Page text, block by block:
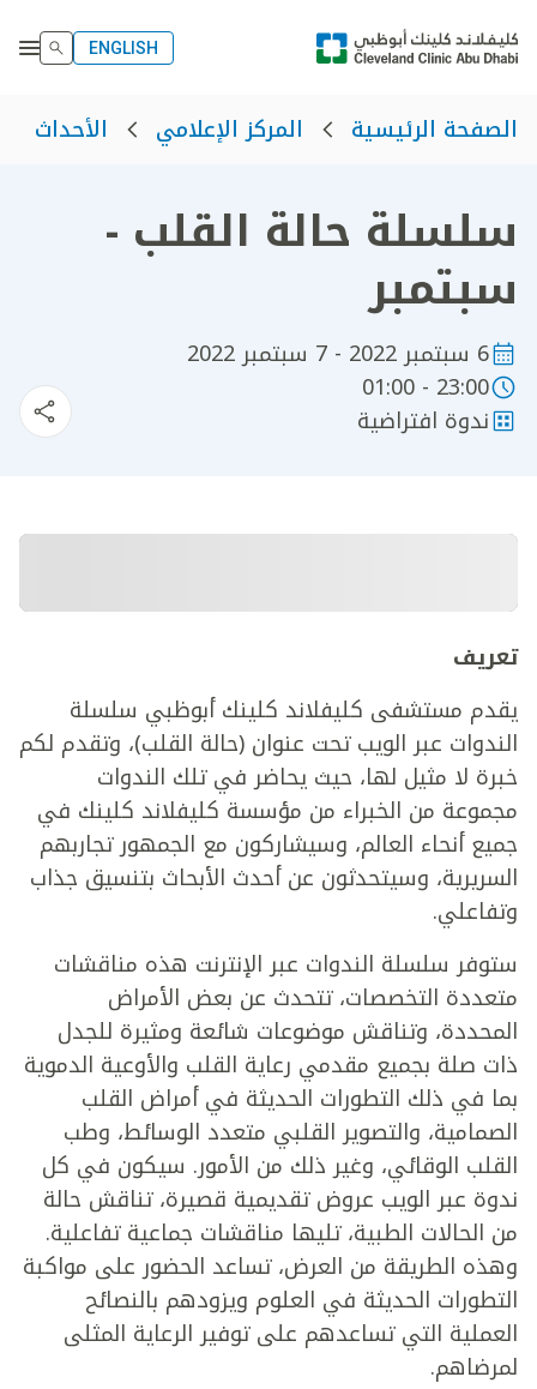
ENGLISH
الصفحة الرئيسية المركز الإعلامي الأحداث
سلسلة حالة القلب -
سبتمبر
6 سبتمبر 2022 - 7 سبتمبر 2022
23:00 - 01:00
ندوة افتراضية
تعريف
يقدم مستشفى كليفلاند كلينك أبوظبي سلسلة
الندوات عبر الويب تحت عنوان (حالة القلب)، وتقدم لكم
خبرة لا مثيل لها، حيث يحاضر في تلك الندوات
مجموعة من الخبراء من مؤسسة كليفلاند كلينك في
جميع أنحاء العالم، وسيشاركون مع الجمهور تجاربهم
السريرية، وسيتحدثون عن أحدث الأبحاث بتنسيق جذاب
وتفاعلي.
ستوفر سلسلة الندوات عبر الإنترنت هذه مناقشات
متعددة التخصصات، تتحدث عن بعض الأمراض
المحددة، وتناقش موضوعات شائعة ومثيرة للجدل
ذات صلة بجميع مقدمي رعاية القلب والأوعية الدموية
بما في ذلك التطورات الحديثة في أمراض القلب
الصمامية، والتصوير القلبي متعدد الوسائط، وطب
القلب الوقائي، وغير ذلك من الأمور. سيكون في كل
ندوة عبر الويب عروض تقديمية قصيرة، تناقش حالة
من الحالات الطبية، تليها مناقشات جماعية تفاعلية.
وهذه الطريقة من العرض، تساعد الحضور على مواكبة
التطورات الحديثة في العلوم ويزودهم بالنصائح
العملية التي تساعدهم على توفير الرعاية المثلى
لمرضاهم.